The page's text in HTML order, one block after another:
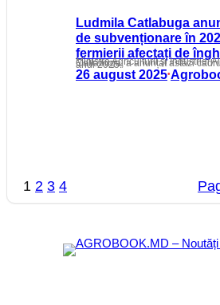
Ludmila Catlabuga
de subvenționare în
fermierii afectați de
Ministra Agriculturii și Industriei Alimentare, Ludmila Catlabuga, a anunțat astăzi cadrul de subvenționare pentru anul 2025.
26 august 2025•
1 2 3 4